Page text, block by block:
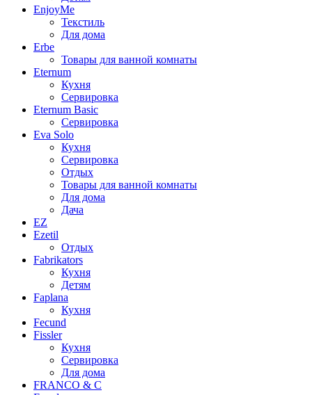
EnjoyMe
Текстиль
Для дома
Erbe
Товары для ванной комнаты
Eternum
Кухня
Сервировка
Eternum Basic
Сервировка
Eva Solo
Кухня
Сервировка
Отдых
Товары для ванной комнаты
Для дома
Дача
EZ
Ezetil
Отдых
Fabrikators
Кухня
Детям
Faplana
Кухня
Fecund
Fissler
Кухня
Сервировка
Для дома
FRANCO & C